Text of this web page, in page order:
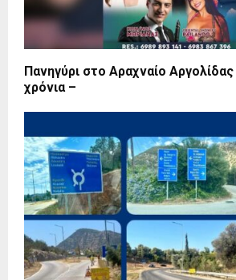
Πανηγύρι στο Αραχναίο
χρόνια –